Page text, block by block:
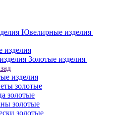
Ювелирные изделия
Золотые изделия
изделия
золотые
золотые
золотые
золотые